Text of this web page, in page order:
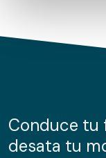
de cookies.
información sobre
nuestros partners
Conduce tu
desata tu